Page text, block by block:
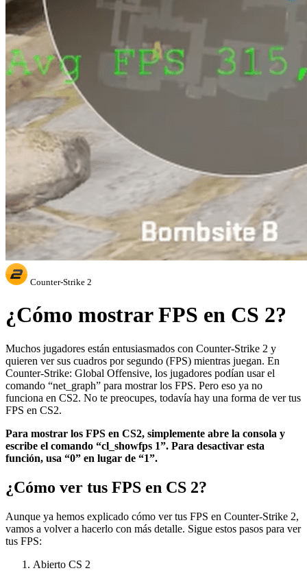
Counter-Strike 2
¿Cómo mostrar FPS en CS 2?
Muchos jugadores están entusiasmados con Counter-Strike 2 y
quieren ver sus cuadros por segundo (FPS) mientras juegan. En
Counter-Strike: Global Offensive, los jugadores podían usar el
comando “net_graph” para mostrar los FPS. Pero eso ya no
funciona en CS2. No te preocupes, todavía hay una forma de ver tus
FPS en CS2.
Para mostrar los FPS en CS2, simplemente abre la consola y
escribe el comando “cl_showfps 1”. Para desactivar esta
función, usa “0” en lugar de “1”.
¿Cómo ver tus FPS en CS 2?
Aunque ya hemos explicado cómo ver tus FPS en Counter-Strike 2,
vamos a volver a hacerlo con más detalle. Sigue estos pasos para ver
tus FPS:
Abierto CS 2